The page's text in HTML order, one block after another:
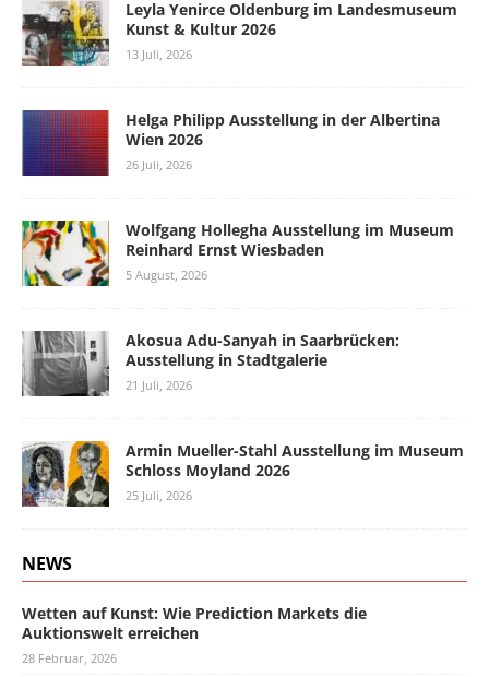
Leyla Yenirce Oldenburg im Landesmuseum
Kunst & Kultur 2026
13 Juli, 2026
Helga Philipp Ausstellung in der Albertina
Wien 2026
26 Juli, 2026
Wolfgang Hollegha Ausstellung im Museum
Reinhard Ernst Wiesbaden
5 August, 2026
Akosua Adu-Sanyah in Saarbrücken:
Ausstellung in Stadtgalerie
21 Juli, 2026
Armin Mueller-Stahl Ausstellung im Museum
Schloss Moyland 2026
25 Juli, 2026
NEWS
Wetten auf Kunst: Wie Prediction Markets die
Auktionswelt erreichen
28 Februar, 2026